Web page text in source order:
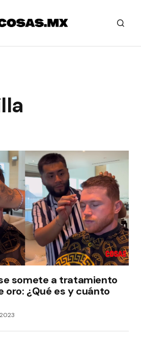
somete a tratamiento
oro: ¿Qué es y cuánto